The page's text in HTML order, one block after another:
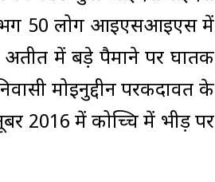
50 लोग आइएसआइएस में
में बड़े पैमाने पर घातक
मोइनुद्दीन परकदावत के
2016 में कोच्चि में भीड़ पर